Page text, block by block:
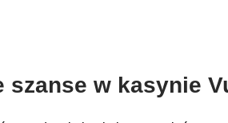
w kasynie